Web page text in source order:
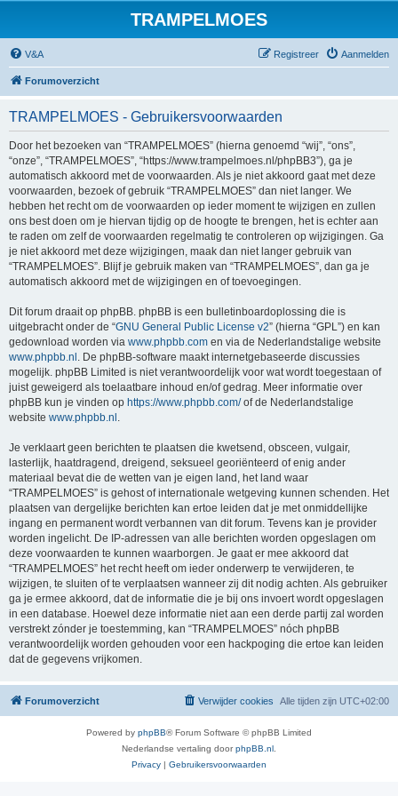
TRAMPELMOES
V&A Aanmelden
Registreer
Forumoverzicht
TRAMPELMOES - Gebruikersvoorwaarden
Door het bezoeken van “TRAMPELMOES” (hierna genoemd “wij”, “ons”,
“onze”, “TRAMPELMOES”, “https://www.trampelmoes.nl/phpBB3”), ga je
automatisch akkoord met de voorwaarden. Als je niet akkoord gaat met deze
voorwaarden, bezoek of gebruik “TRAMPELMOES” dan niet langer. We
hebben het recht om de voorwaarden op ieder moment te wijzigen en zullen
ons best doen om je hiervan tijdig op de hoogte te brengen, het is echter aan
te raden om zelf de voorwaarden regelmatig te controleren op wijzigingen. Ga
je niet akkoord met deze wijzigingen, maak dan niet langer gebruik van
“TRAMPELMOES”. Blijf je gebruik maken van “TRAMPELMOES”, dan ga je
automatisch akkoord met de wijzigingen en of toevoegingen.
Dit forum draait op phpBB. phpBB is een bulletinboardoplossing die is
uitgebracht onder de “GNU General Public License v2” (hierna “GPL”) en kan
gedownload worden via www.phpbb.com en via de Nederlandstalige website
www.phpbb.nl . De phpBB-software maakt internetgebaseerde discussies
mogelijk. phpBB Limited is niet verantwoordelijk voor wat wordt toegestaan of
juist geweigerd als toelaatbare inhoud en/of gedrag. Meer informatie over
phpBB kun je vinden op https://www.phpbb.com/of de Nederlandstalige
website www.phpbb.nl .
Je verklaart geen berichten te plaatsen die kwetsend, obsceen, vulgair,
lasterlijk, haatdragend, dreigend, seksueel georiënteerd of enig ander
materiaal bevat die de wetten van je eigen land, het land waar
“TRAMPELMOES” is gehost of internationale wetgeving kunnen schenden. Het
plaatsen van dergelijke berichten kan ertoe leiden dat je met onmiddellijke
ingang en permanent wordt verbannen van dit forum. Tevens kan je provider
worden ingelicht. De IP-adressen van alle berichten worden opgeslagen om
deze voorwaarden te kunnen waarborgen. Je gaat er mee akkoord dat
“TRAMPELMOES” het recht heeft om ieder onderwerp te verwijderen, te
wijzigen, te sluiten of te verplaatsen wanneer zij dit nodig achten. Als gebruiker
ga je ermee akkoord, dat de informatie die je bij ons invoert wordt opgeslagen
in een database. Hoewel deze informatie niet aan een derde partij zal worden
verstrekt zónder je toestemming, kan “TRAMPELMOES” nóch phpBB
verantwoordelijk worden gehouden voor een hackpoging die ertoe kan leiden
dat de gegevens vrijkomen.
Forumoverzicht Alle tijden zijn UTC+02:00
Verwijder cookies
Powered by phpBB® Forum Software © phpBB Limited
Nederlandse vertaling doorphpBB.nl
Privacy | Gebruikersvoorwaarden